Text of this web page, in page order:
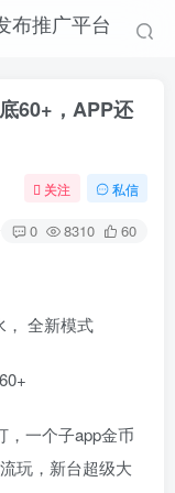
60+，APP还
关注 私信
0 8310 60
， 全新模式
，一个子app金币
玩，新台超级大